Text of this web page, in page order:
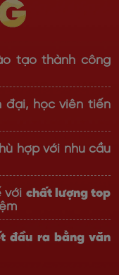
tạo thành công
đại, học viên tiến
hợp với nhu cầu
với chất lượng top
đầu ra bằng văn